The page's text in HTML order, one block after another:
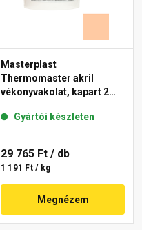
Masterplast
Thermomaster akril
vékonyvakolat, kapart 2
Gyártói készleten
29 765 Ft / db
1 191 Ft / kg
Megnézem